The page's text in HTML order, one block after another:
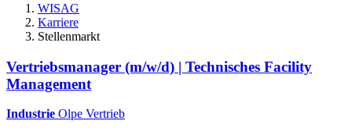
WISAG
Karriere
Stellenmarkt
Vertriebsmanager (m/w/d) | Technisches Facility
Management
Industrie Olpe Vertrieb